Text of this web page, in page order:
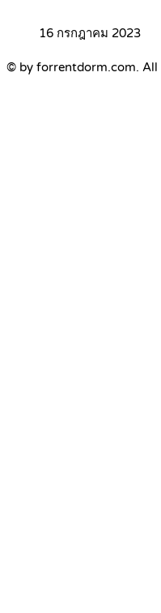
16 กรกฎาคม 2023
© by forrentdorm.com. All